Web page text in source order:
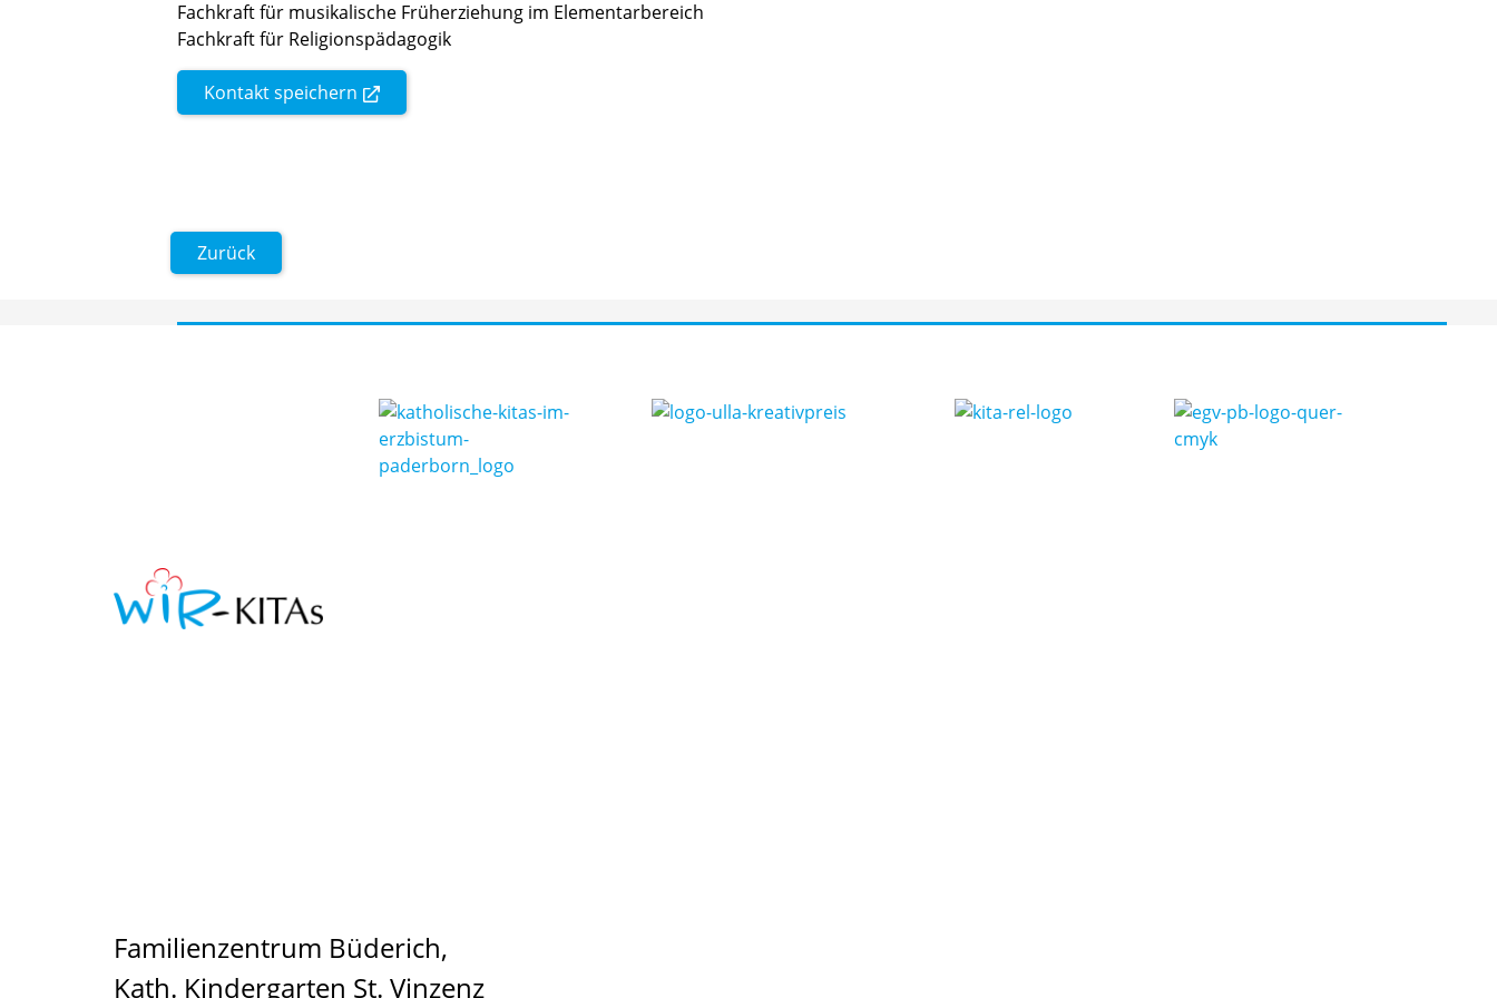
Fachkraft für musikalische Früherziehung im Elementarbereich
Fachkraft für Religionspädagogik
Kontakt speichern
Zurück
Familienzentrum Büderich,
Kath. Kindergarten St. Vinzenz